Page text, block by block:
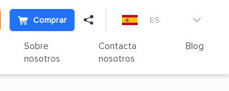
Comprar  ES 
Sobre
nosotros
Contacta
nosotros
Blog